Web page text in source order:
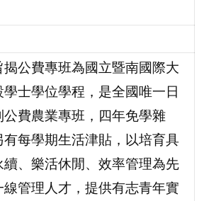
揭公費專班為國立暨南國際大
學士學位學程，是全國唯一日
公費農業專班，四年免學雜
有每學期生活津貼，以培育具
續、樂活休閒、效率管理為先
線管理人才，提供有志青年實